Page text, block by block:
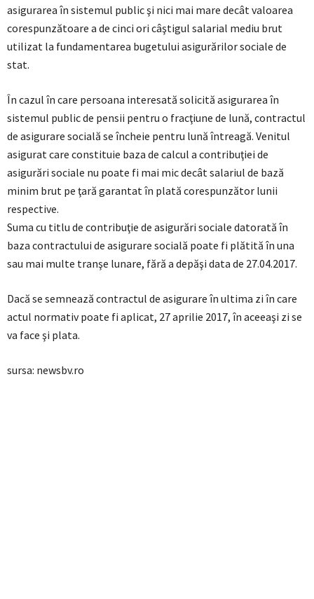
asigurarea în sistemul public şi nici mai mare decât valoarea
corespunzătoare a de cinci ori câştigul salarial mediu brut
utilizat la fundamentarea bugetului asigurărilor sociale de
stat.
În cazul în care persoana interesată solicită asigurarea în
sistemul public de pensii pentru o fracţiune de lună, contractul
de asigurare socială se încheie pentru lună întreagă. Venitul
asigurat care constituie baza de calcul a contribuţiei de
asigurări sociale nu poate fi mai mic decât salariul de bază
minim brut pe ţară garantat în plată corespunzător lunii
respective.
Suma cu titlu de contribuţie de asigurări sociale datorată în
baza contractului de asigurare socială poate fi plătită în una
sau mai multe tranşe lunare, fără a depăşi data de 27.04.2017.
Dacă se semnează contractul de asigurare în ultima zi în care
actul normativ poate fi aplicat, 27 aprilie 2017, în aceeaşi zi se
va face şi plata.
sursa: newsbv.ro